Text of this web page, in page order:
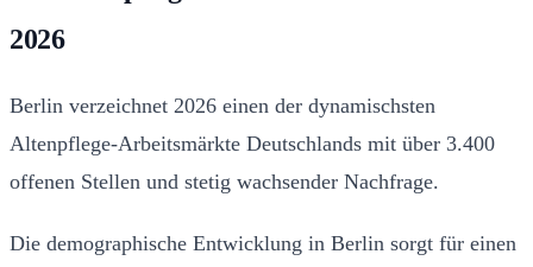
2026
Berlin verzeichnet 2026 einen der dynamischsten
Altenpflege-Arbeitsmärkte Deutschlands mit über 3.400
offenen Stellen und stetig wachsender Nachfrage.
Die demographische Entwicklung in Berlin sorgt für einen